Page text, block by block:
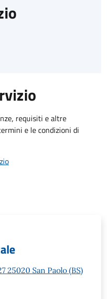
requisiti e altre
e le condizioni di
25020 San Paolo (BS)